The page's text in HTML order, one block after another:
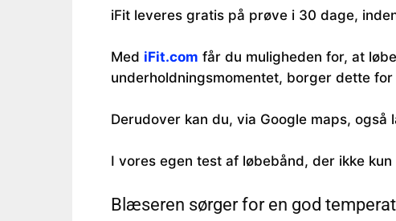
iFit leveres gratis på prøve i 30 dage,
Med iFit.com får du muligheden for, at
underholdningsmomentet, borger dette
Derudover kan du, via Google maps, også
I vores egen test af løbebånd, der ikke
Blæseren sørger for en god